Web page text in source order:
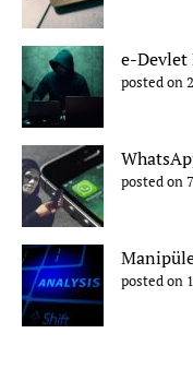
e-Devlet
posted on
posted on
posted on